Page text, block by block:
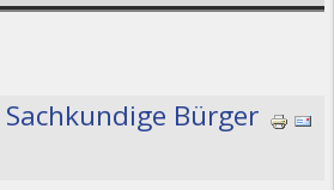
Bürger